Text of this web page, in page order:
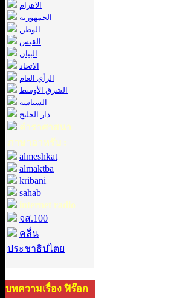
الاهرام
الجمهورية
الوطن
القبس
البيان
الاتحاد
الرأي العام
الشرق الأوسط
السياسة
دار الخليج
ตำราศาสนา
ภาษาอาหรับ :
almeshkat
almaktba
kribani
sahab
internet radio
จส.100
คลื่น
ประชาธิปไตย
บทความเรื่อง ฟิร๊อก